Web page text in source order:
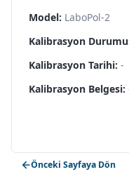
Model: LaboPol-2
Kalibrasyon
Kalibrasyon Tarihi: -
Kalibrasyon Belgesi:
Önceki Sayfaya Dön